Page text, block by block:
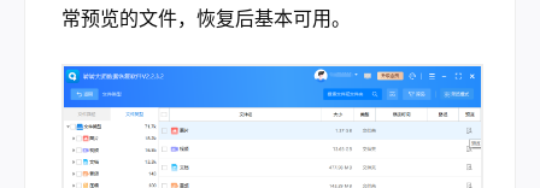
常预览的文件，恢复后基本可用。